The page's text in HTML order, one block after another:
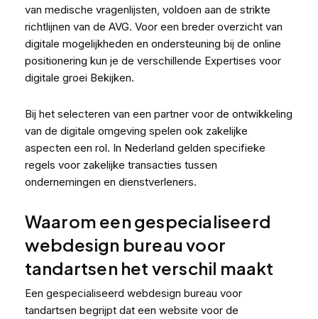
van medische vragenlijsten, voldoen aan de strikte
richtlijnen van de AVG. Voor een breder overzicht van
digitale mogelijkheden en ondersteuning bij de online
positionering kun je de verschillende Expertises voor
digitale groei Bekijken.
Bij het selecteren van een partner voor de ontwikkeling
van de digitale omgeving spelen ook zakelijke
aspecten een rol. In Nederland gelden specifieke
regels voor zakelijke transacties tussen
ondernemingen en dienstverleners.
Waarom een gespecialiseerd
webdesign bureau voor
tandartsen het verschil maakt
Een gespecialiseerd webdesign bureau voor
tandartsen begrijpt dat een website voor de